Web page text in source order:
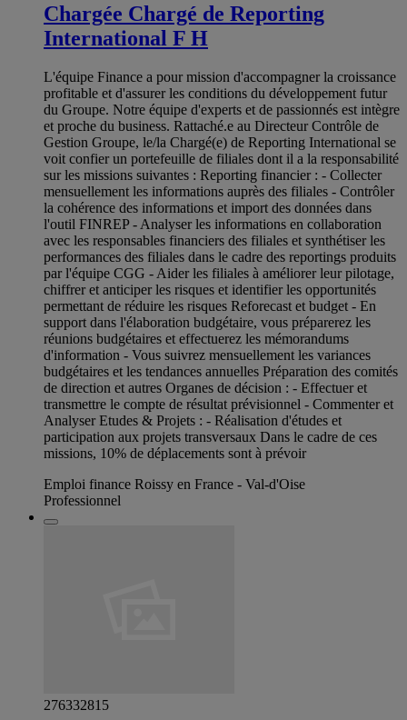
Chargée Chargé de Reporting
International F H
L'équipe Finance a pour mission d'accompagner la croissance
profitable et d'assurer les conditions du développement futur
du Groupe. Notre équipe d'experts et de passionnés est intègre
et proche du business. Rattaché.e au Directeur Contrôle de
Gestion Groupe, le/la Chargé(e) de Reporting International se
voit confier un portefeuille de filiales dont il a la responsabilité
sur les missions suivantes : Reporting financier : - Collecter
mensuellement les informations auprès des filiales - Contrôler
la cohérence des informations et import des données dans
l'outil FINREP - Analyser les informations en collaboration
avec les responsables financiers des filiales et synthétiser les
performances des filiales dans le cadre des reportings produits
par l'équipe CGG - Aider les filiales à améliorer leur pilotage,
chiffrer et anticiper les risques et identifier les opportunités
permettant de réduire les risques Reforecast et budget - En
support dans l'élaboration budgétaire, vous préparerez les
réunions budgétaires et effectuerez les mémorandums
d'information - Vous suivrez mensuellement les variances
budgétaires et les tendances annuelles Préparation des comités
de direction et autres Organes de décision : - Effectuer et
transmettre le compte de résultat prévisionnel - Commenter et
Analyser Etudes & Projets : - Réalisation d'études et
participation aux projets transversaux Dans le cadre de ces
missions, 10% de déplacements sont à prévoir
Emploi finance Roissy en France - Val-d'Oise
Professionnel
276332815